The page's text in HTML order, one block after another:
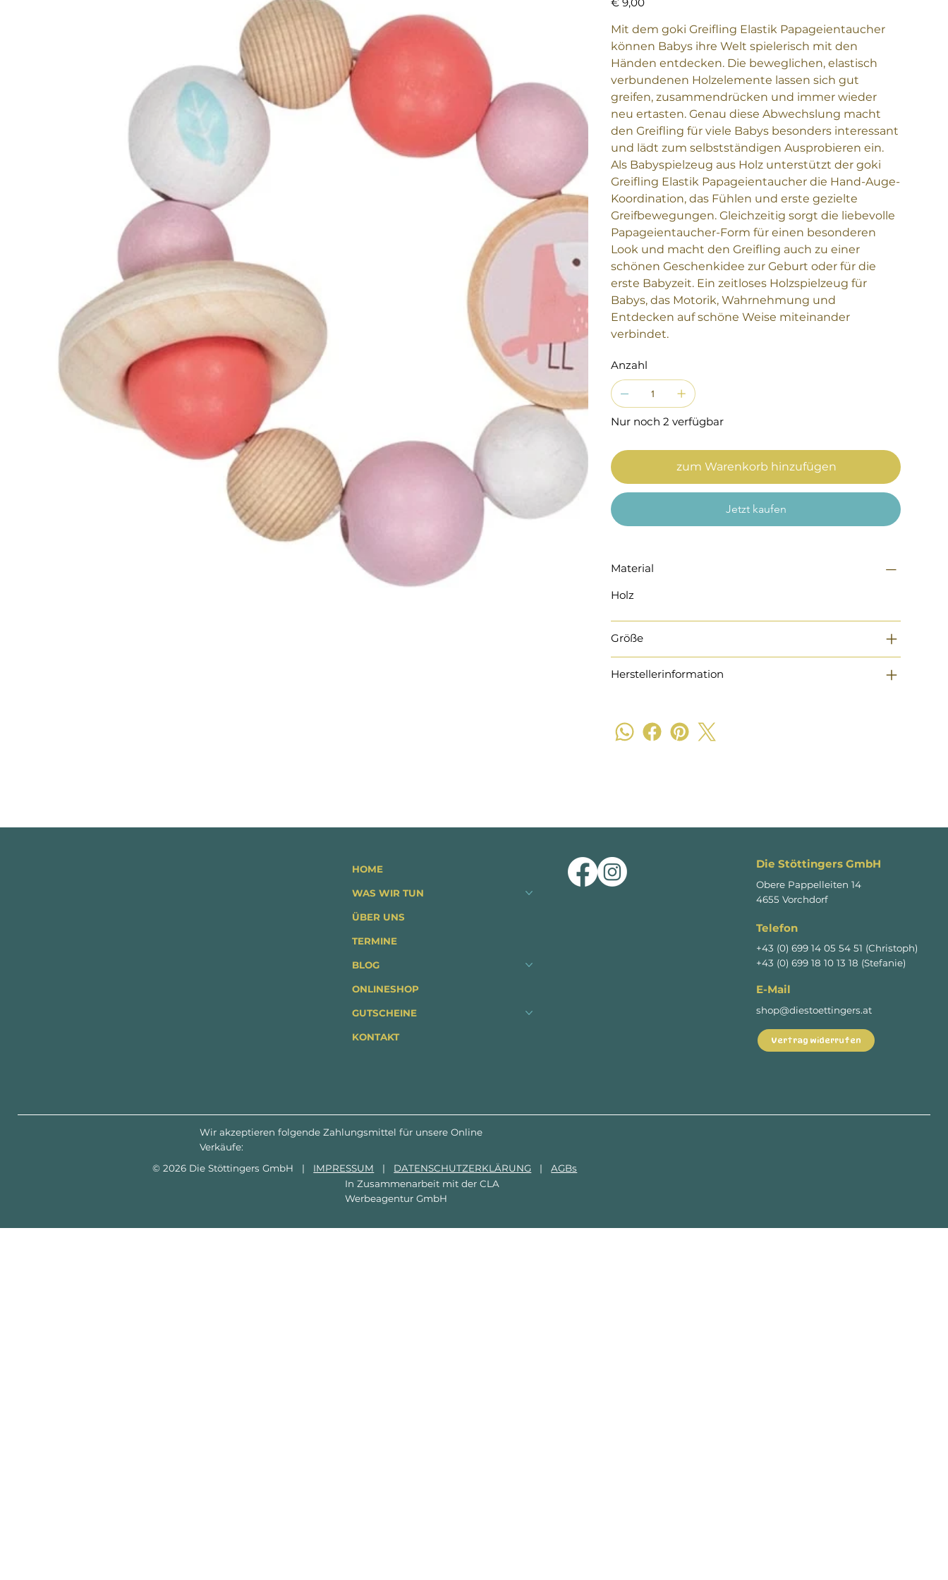
€ 9,00
Mit dem goki Greifling Elastik Papageientaucher
können Babys ihre Welt spielerisch mit den
Händen entdecken. Die beweglichen, elastisch
verbundenen Holzelemente lassen sich gut
greifen, zusammendrücken und immer wieder
neu ertasten. Genau diese Abwechslung macht
den Greifling für viele Babys besonders interessant
und lädt zum selbstständigen Ausprobieren ein.
Als Babyspielzeug aus Holz unterstützt der goki
Greifling Elastik Papageientaucher die Hand-Auge-
Koordination, das Fühlen und erste gezielte
Greifbewegungen. Gleichzeitig sorgt die liebevolle
Papageientaucher-Form für einen besonderen
Look und macht den Greifling auch zu einer
schönen Geschenkidee zur Geburt oder für die
erste Babyzeit. Ein zeitloses Holzspielzeug für
Babys, das Motorik, Wahrnehmung und
Entdecken auf schöne Weise miteinander
verbindet.
Anzahl
Nur noch 2 verfügbar
zum Warenkorb hinzufügen
Jetzt kaufen
Material
Holz
Größe
Herstellerinformation
HOME
WAS WIR TUN
ÜBER UNS
TERMINE
BLOG
ONLINESHOP
GUTSCHEINE
KONTAKT
Die Stöttingers GmbH
Obere Pappelleiten 14
4655 Vorchdorf
Telefon
+43 (0) 699 14 05 54 51 (Christoph)
+43 (0) 699 18 10 13 18 (Stefanie)
E-Mail
shop@diestoettingers.at
Vertrag widerrufen
Wir akzeptieren folgende Zahlungsmittel für unsere Online
Verkäufe:
© 2026 Die Stöttingers GmbH | IMPRESSUM | DATENSCHUTZERKLÄRUNG |AGBs
In Zusammenarbeit mit derCLA
Werbeagentur GmbH